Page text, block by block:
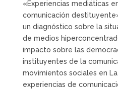
«Experiencias mediáticas
comunicación
un diagnóstico sobre la
de medios
impacto sobre las
instituyentes de la
movimientos sociales en
experiencias de